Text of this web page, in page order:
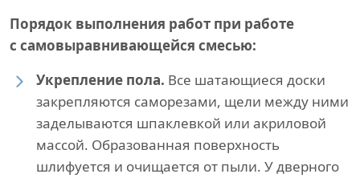
Порядок выполнения работ при работе
с самовыравнивающейся смесью:
Укрепление пола. Все шатающиеся доски
закрепляются саморезами, щели между ними
заделываются шпаклевкой или акриловой
массой. Образованная поверхность
шлифуется и очищается от пыли. У дверного